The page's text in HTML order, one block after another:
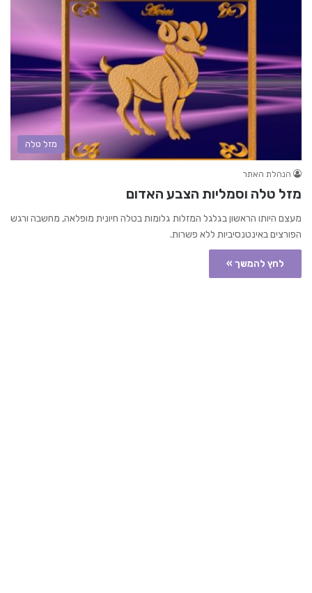
מזל טלה
הנהלת האתר
מזל טלה וסמליות הצבע האדום
מעצם היותו הראשון בגלגל המזלות גלומות בטלה חיונית מופלאה, מחשבה ורגש
הפורצים באינטנסיביות ללא פשרות.
לחץ להמשך »